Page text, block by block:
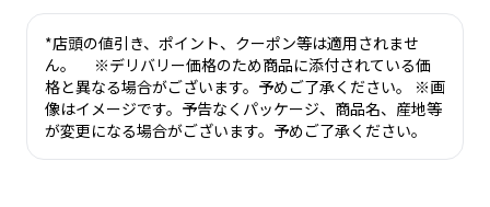
*店頭の値引き、ポイント、クーポン等は適用されませ
ん。 ※デリバリー価格のため商品に添付されている価
格と異なる場合がございます。予めご了承ください。 ※画
像はイメージです。予告なくパッケージ、商品名、産地等
が変更になる場合がございます。予めご了承ください。